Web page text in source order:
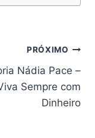
PRÓXIMO
Nádia Pace –
Sempre com
Dinheiro